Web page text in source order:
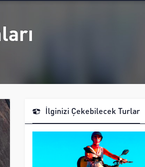
İlginizi Çekebilecek Turlar